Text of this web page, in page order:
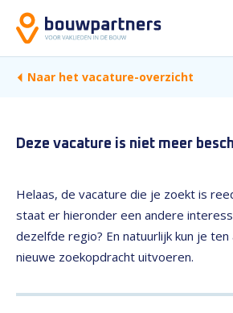
Naar het vacature-overzicht
Deze vacature is niet meer
Helaas, de vacature die je zoekt is
staat er hieronder een andere
dezelfde regio? En natuurlijk kun je
nieuwe zoekopdracht uitvoeren.